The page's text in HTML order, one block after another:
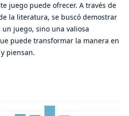
juego puede ofrecer. A través de
la literatura, se buscó demostrar
juego, sino una valiosa
puede transformar la manera en
piensan.